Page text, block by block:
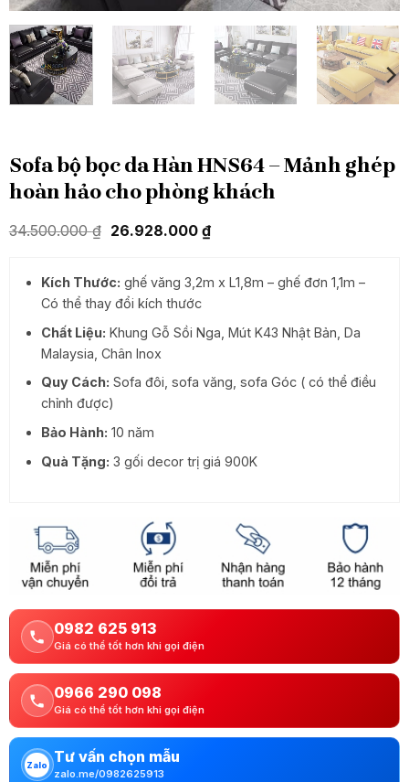
Sofa bộ bọc da Hàn HNS64 – Mảnh ghép
hoàn hảo cho phòng khách
34.500.000₫ Giá
34.500.000 ₫.
26.928.000 ₫Giá
hiện
26.928.000 ₫.
Kích Thước: ghế văng 3,2m x L1,8m – ghế đơn 1,1m –
Có thể thay đổi kích thước
Chất Liệu: Khung Gỗ Sồi Nga, Mút K43 Nhật Bản, Da
Malaysia, Chân Inox
Quy Cách: Sofa đôi, sofa văng, sofa Góc ( có thể điều
chỉnh được)
Bảo Hành: 10 năm
Quà Tặng: 3 gối decor trị giá 900K
0982 625 913
Giá có thể tốt hơn khi gọi điện
0966 290 098
Giá có thể tốt hơn khi gọi điện
Zalo Tư vấn chọn mẫu
zalo.me/0982625913